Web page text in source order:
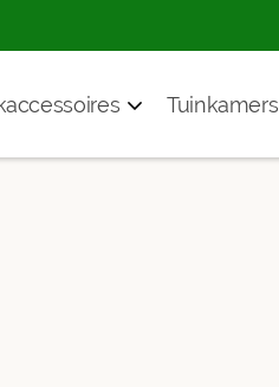
Tuinkamers